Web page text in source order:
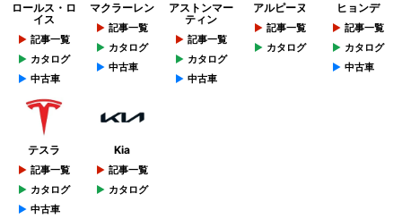
ロールス・ロ
イス
記事一覧
カタログ
中古車
マクラーレン
記事一覧
カタログ
中古車
アストンマー
ティン
記事一覧
カタログ
中古車
アルピーヌ
記事一覧
カタログ
ヒョンデ
記事一覧
カタログ
中古車
テスラ
記事一覧
カタログ
中古車
Kia
記事一覧
カタログ